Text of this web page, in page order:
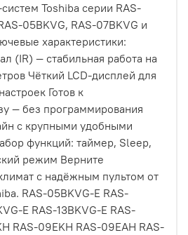
Toshiba серии RAS-
05BKVG, RAS-07BKVG и
характеристики:
(IR) — стабильная работа на
Чёткий LCD-дисплей для
Готов к
— без программирования
с крупными удобными
функций: таймер, Sleep,
режим Верните
с надёжным пультом от
RAS-05BKVG-E RAS-
E RAS-13BKVG-E RAS-
RAS-09EKH RAS-09EAH RAS-